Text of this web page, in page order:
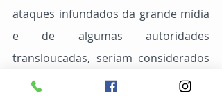
ataques infundados da grande mídia
e de algumas autoridades
transloucadas, seriam considerados
como espécies de organizações